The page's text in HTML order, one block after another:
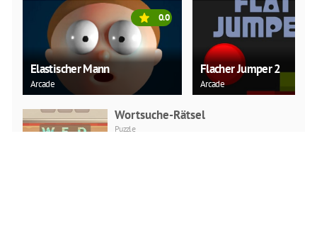
Elastischer Mann
Arcade
0.0
Flacher Jumper 2
Arcade
Wortsuche-Rätsel
Puzzle